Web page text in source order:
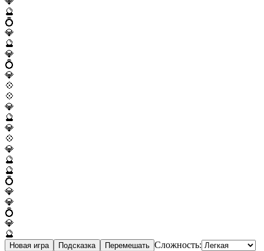
🔮
💍
💎
🔮
💎
💍
💎
💠
💠
💎
🔮
💎
💠
💎
🔮
🔮
💍
💎
💎
💍
💎
🔮
Новая игра Подсказка Перемешать Сложность: